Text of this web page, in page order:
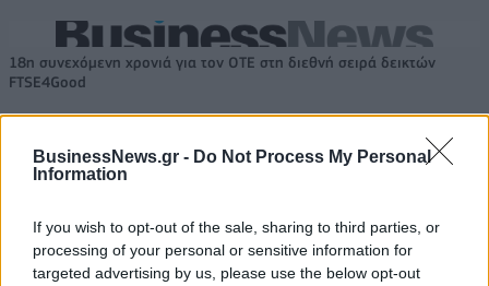
BusinessNews.gr - Do Not Process My Personal
Information
If you wish to opt-out of the sale, sharing to third parties, or
processing of your personal or sensitive information for
targeted advertising by us, please use the below opt-out
18η συνεχόμενη χρονιά για τον ΟΤΕ στη διεθνή σειρά δεικτών
FTSE4Good
Alpha Bank: Για πρώτη φορά το Αρχαίο Θέατρο Επιδαύρου άνοιξε τις
πύλες του σε όλους